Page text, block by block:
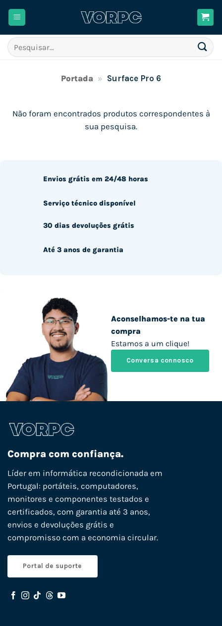
Pesquisar
por:
Portada » Surface Pro 6
Não foram encontrados produtos correspondentes à
sua pesquisa.
Aconselhamos-te na tua
compra
Estamos a um clique!
Conversa connosco
Envios grátis em 24/48 horas
Serviço técnico disponível
30 dias devoluções grátis
Até 3 anos de garantia
Compra com confiança.
Líder em informática recondicionada em
Portugal: portáteis, computadores,
monitores e componentes testados e
certificados, com garantia até 3 anos,
envios e devoluções grátis e
compromisso com a economia circular.
Portal de suporte